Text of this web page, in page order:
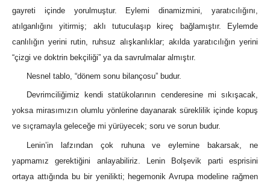
gayreti içinde yorulmuştur. Eylemi dinamizmini, yaratıcılığını,
atılganlığını yitirmiş; aklı tutuculaşıp kireç bağlamıştır. Eylemde
canlılığın yerini rutin, ruhsuz alışkanlıklar; akılda yaratıcılığın yerini
“çizgi ve doktrin bekçiliği” ya da savrulmalar almıştır.
Nesnel tablo, “dönem sonu bilançosu” budur.
Devrimciliğimiz kendi statükolarının cenderesine mi sıkışacak,
yoksa mirasımızın olumlu yönlerine dayanarak süreklilik içinde kopuş
ve sıçramayla geleceğe mi yürüyecek; soru ve sorun budur.
Lenin’in lafzından çok ruhuna ve eylemine bakarsak, ne
yapmamız gerektiğini anlayabiliriz. Lenin Bolşevik parti esprisini
ortaya attığında bu bir yenilikti; hegemonik Avrupa modeline rağmen